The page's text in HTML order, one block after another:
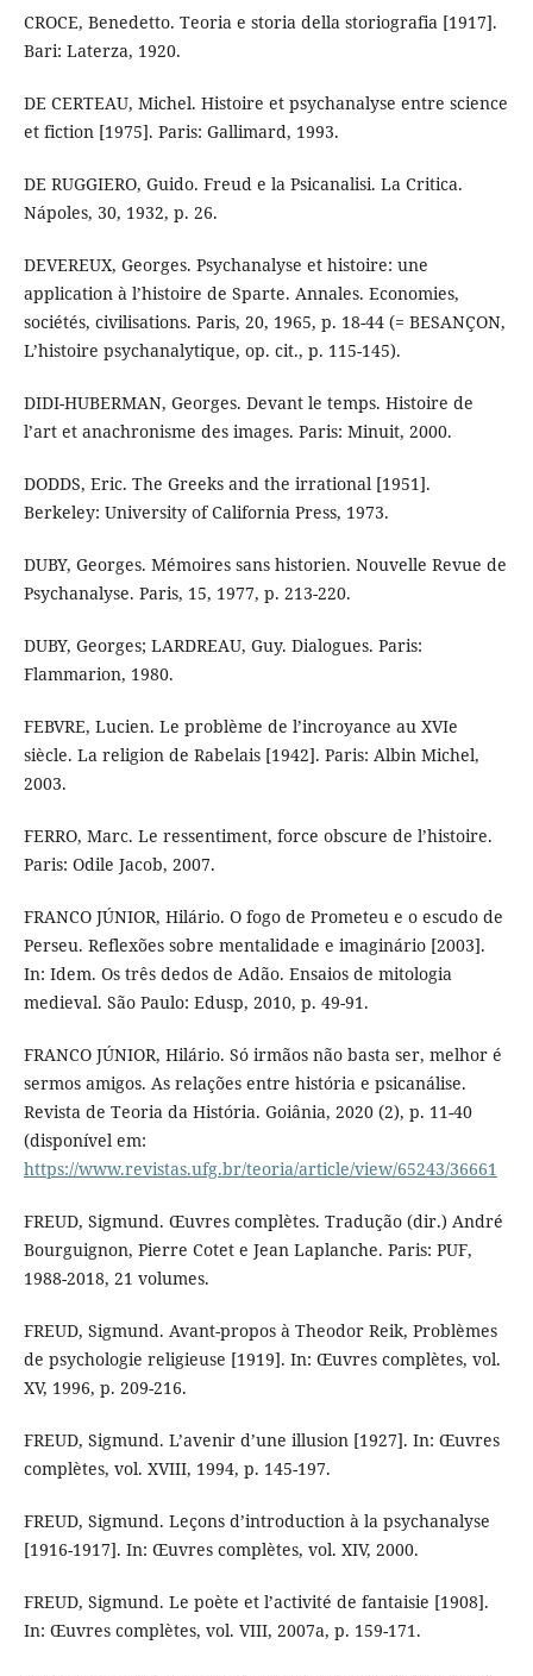
CROCE, Benedetto. Teoria e storia della storiografia [1917].
Bari: Laterza, 1920.
DE CERTEAU, Michel. Histoire et psychanalyse entre science
et fiction [1975]. Paris: Gallimard, 1993.
DE RUGGIERO, Guido. Freud e la Psicanalisi. La Critica.
Nápoles, 30, 1932, p. 26.
DEVEREUX, Georges. Psychanalyse et histoire: une
application à l’histoire de Sparte. Annales. Economies,
sociétés, civilisations. Paris, 20, 1965, p. 18-44 (= BESANÇON,
L’histoire psychanalytique, op. cit., p. 115-145).
DIDI-HUBERMAN, Georges. Devant le temps. Histoire de
l’art et anachronisme des images. Paris: Minuit, 2000.
DODDS, Eric. The Greeks and the irrational [1951].
Berkeley: University of California Press, 1973.
DUBY, Georges. Mémoires sans historien. Nouvelle Revue de
Psychanalyse. Paris, 15, 1977, p. 213-220.
DUBY, Georges; LARDREAU, Guy. Dialogues. Paris:
Flammarion, 1980.
FEBVRE, Lucien. Le problème de l’incroyance au XVIe
siècle. La religion de Rabelais [1942]. Paris: Albin Michel,
2003.
FERRO, Marc. Le ressentiment, force obscure de l’histoire.
Paris: Odile Jacob, 2007.
FRANCO JÚNIOR, Hilário. O fogo de Prometeu e o escudo de
Perseu. Reflexões sobre mentalidade e imaginário [2003].
In: Idem. Os três dedos de Adão. Ensaios de mitologia
medieval. São Paulo: Edusp, 2010, p. 49-91.
FRANCO JÚNIOR, Hilário. Só irmãos não basta ser, melhor é
sermos amigos. As relações entre história e psicanálise.
Revista de Teoria da História. Goiânia, 2020 (2), p. 11-40
(disponível em:
https://www.revistas.ufg.br/teoria/article/view/65243/36661
FREUD, Sigmund. Œuvres complètes. Tradução (dir.) André
Bourguignon, Pierre Cotet e Jean Laplanche. Paris: PUF,
1988-2018, 21 volumes.
FREUD, Sigmund. Avant-propos à Theodor Reik, Problèmes
de psychologie religieuse [1919]. In: Œuvres complètes, vol.
XV, 1996, p. 209-216.
FREUD, Sigmund. L’avenir d’une illusion [1927]. In: Œuvres
complètes, vol. XVIII, 1994, p. 145-197.
FREUD, Sigmund. Leçons d’introduction à la psychanalyse
[1916-1917]. In: Œuvres complètes, vol. XIV, 2000.
FREUD, Sigmund. Le poète et l’activité de fantaisie [1908].
In: Œuvres complètes, vol. VIII, 2007a, p. 159-171.